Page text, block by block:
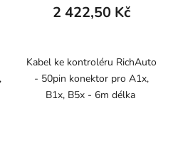
2 422,50 Kč
Kabel ke kontroléru RichAuto
- 50pin konektor pro A1x,
B1x, B5x - 6m délka